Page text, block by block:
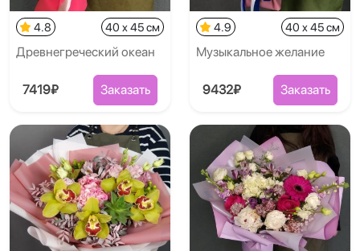
4.8 40 x 45 см
Древнегреческий океан
7419₽ Заказать
4.9 40 x 45 см
Музыкальное желание
9432₽ Заказать